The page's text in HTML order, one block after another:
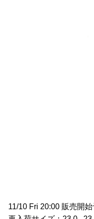
11/10 Fri 20:00 販売開始